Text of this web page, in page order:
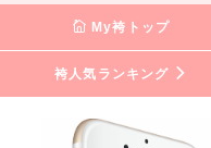
My袴トップ
袴人気ランキング